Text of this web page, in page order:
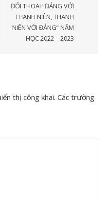
ĐỐI THOẠI “ĐẢNG VỚI
THANH NIÊN, THANH
NIÊN VỚI ĐẢNG” NĂM
HỌC 2022 – 2023
thị công khai. Các trường